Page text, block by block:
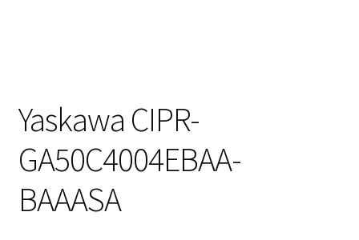
Yaskawa CIPR-
GA50C4004EBAA-
BAAASA